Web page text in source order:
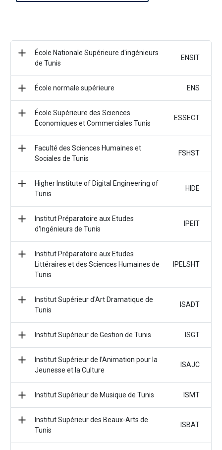
École Nationale Supérieure d'ingénieurs
de Tunis
ENSIT
École normale supérieure ENS
École Supérieure des Sciences
Économiques et Commerciales Tunis
ESSECT
Faculté des Sciences Humaines et
Sociales de Tunis
FSHST
Higher Institute of Digital Engineering of
Tunis
HIDE
Institut Préparatoire aux Etudes
d'Ingénieurs de Tunis
IPEIT
Institut Préparatoire aux Etudes
Littéraires et des Sciences Humaines de
Tunis
IPELSHT
Institut Supérieur d'Art Dramatique de
Tunis
ISADT
Institut Supérieur de Gestion de Tunis ISGT
Institut Supérieur de l’Animation pour la
Jeunesse et la Culture
ISAJC
Institut Supérieur de Musique de Tunis ISMT
Institut Supérieur des Beaux-Arts de
Tunis
ISBAT